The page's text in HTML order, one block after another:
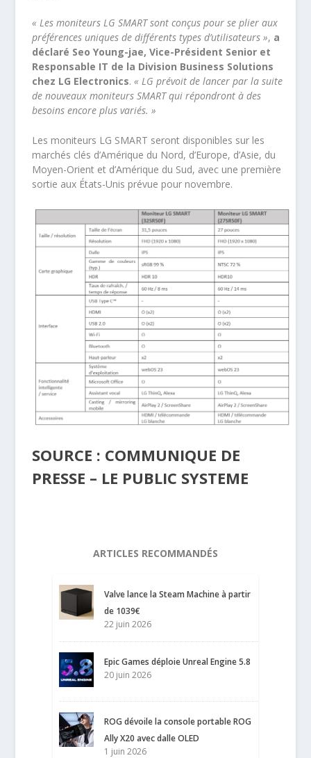
« Les moniteurs LG SMART sont conçus pour se plier aux
préférences uniques de différents types d’utilisateurs », a
déclaré Seo Young-jae, Vice-Président Senior et
Responsable IT de la Division Business Solutions
chez LG Electronics.« LG prévoit de lancer par la suite
de nouveaux moniteurs SMART qui répondront à des
besoins encore plus variés. »
Les moniteurs LG SMART seront disponibles sur les
marchés clés d’Amérique du Nord, d’Europe, d’Asie, du
Moyen-Orient et d’Amérique du Sud, avec une première
sortie aux États-Unis prévue pour novembre.
SOURCE : COMMUNIQUE DE
PRESSE – LE PUBLIC SYSTEME
ARTICLES RECOMMANDÉS
Valve lance la Steam Machine à partir
de 1039€
22 juin 2026
Epic Games déploie Unreal Engine 5.8
20 juin 2026
ROG dévoile la console portable ROG
Ally X20 avec dalle OLED
1 juin 2026